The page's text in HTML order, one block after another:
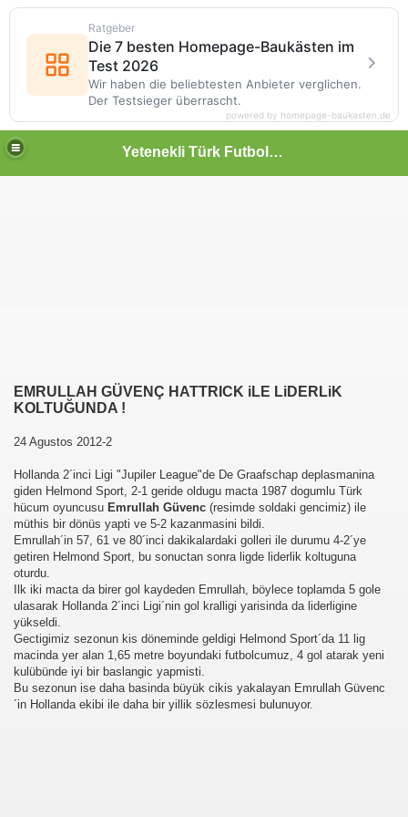
Yetenekli Türk Futbolcular
EMRULLAH GÜVENÇ HATTRICK iLE LiDERLiK
KOLTUĞUNDA !
24 Agustos 2012-2
Hollanda 2´inci Ligi "Jupiler League"de De Graafschap deplasmanina
giden Helmond Sport, 2-1 geride oldugu macta 1987 dogumlu Türk
hücum oyuncusu Emrullah Güvenc (resimde soldaki gencimiz) ile
müthis bir dönüs yapti ve 5-2 kazanmasini bildi.
Emrullah´in 57, 61 ve 80´inci dakikalardaki golleri ile durumu 4-2´ye
getiren Helmond Sport, bu sonuctan sonra ligde liderlik koltuguna
oturdu.
Ilk iki macta da birer gol kaydeden Emrullah, böylece toplamda 5 gole
ulasarak Hollanda 2´inci Ligi´nin gol kralligi yarisinda da liderligine
yükseldi.
Gectigimiz sezonun kis döneminde geldigi Helmond Sport´da 11 lig
macinda yer alan 1,65 metre boyundaki futbolcumuz, 4 gol atarak yeni
kulübünde iyi bir baslangic yapmisti.
Bu sezonun ise daha basinda büyük cikis yakalayan Emrullah Güvenc
´in Hollanda ekibi ile daha bir yillik sözlesmesi bulunuyor.
Ratgeber
Die 7 besten Homepage-Baukästen im
Test 2026
Wir haben die beliebtesten Anbieter verglichen.
Der Testsieger überrascht.
powered by homepage-baukasten.de